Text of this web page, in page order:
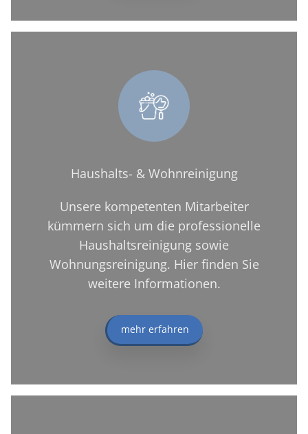
Haushalts- & Wohnreinigung
Unsere kompetenten Mitarbeiter
kümmern sich um die professionelle
Haushaltsreinigung sowie
Wohnungsreinigung. Hier finden Sie
weitere Informationen.
mehr erfahren